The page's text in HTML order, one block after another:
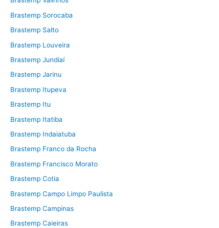
Brastemp Sorocaba
Brastemp Salto
Brastemp Louveira
Brastemp Jundiaí
Brastemp Jarinu
Brastemp Itupeva
Brastemp Itu
Brastemp Itatiba
Brastemp Indaiatuba
Brastemp Franco da Rocha
Brastemp Francisco Morato
Brastemp Cotia
Brastemp Campo Limpo Paulista
Brastemp Campinas
Brastemp Caieiras